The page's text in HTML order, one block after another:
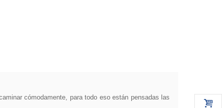
cómodamente, para todo eso están pensadas las